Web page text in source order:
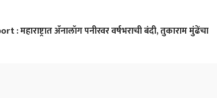
ॲनालॉग पनीरवर वर्षभराची बंदी, तुकाराम मुंढेंचा